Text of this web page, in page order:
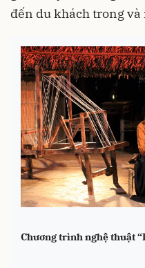
đến du khách trong và
Chương trình nghệ thuật